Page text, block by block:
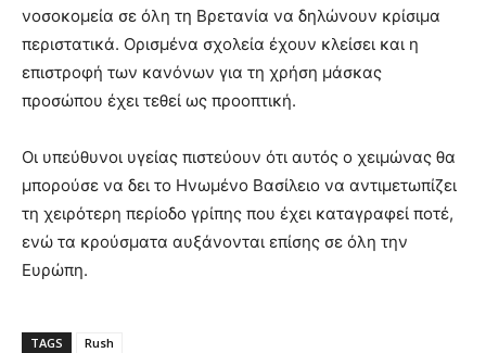
νοσοκομεία σε όλη τη Βρετανία να δηλώνουν κρίσιμα
περιστατικά. Ορισμένα σχολεία έχουν κλείσει και η
επιστροφή των κανόνων για τη χρήση μάσκας
προσώπου έχει τεθεί ως προοπτική.
Οι υπεύθυνοι υγείας πιστεύουν ότι αυτός ο χειμώνας θα
μπορούσε να δει το Ηνωμένο Βασίλειο να αντιμετωπίζει
τη χειρότερη περίοδο γρίπης που έχει καταγραφεί ποτέ,
ενώ τα κρούσματα αυξάνονται επίσης σε όλη την
Ευρώπη.
TAGS Rush